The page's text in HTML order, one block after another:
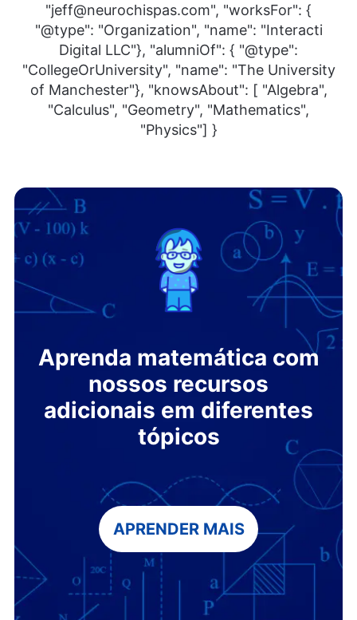
"jeff@neurochispas.com", "worksFor": {
"@type": "Organization", "name": "Interacti
Digital LLC"}, "alumniOf": { "@type":
"CollegeOrUniversity", "name": "The University
of Manchester"}, "knowsAbout": [ "Algebra",
"Calculus", "Geometry", "Mathematics",
"Physics"] }
Aprenda matemática com
nossos recursos
adicionais em diferentes
tópicos
APRENDER MAIS